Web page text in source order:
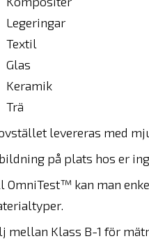
Legeringar
Textil
Glas
Keramik
Trä
levereras med
på plats hos er
OmniTest™ kan man
mellan Klass B-1 för